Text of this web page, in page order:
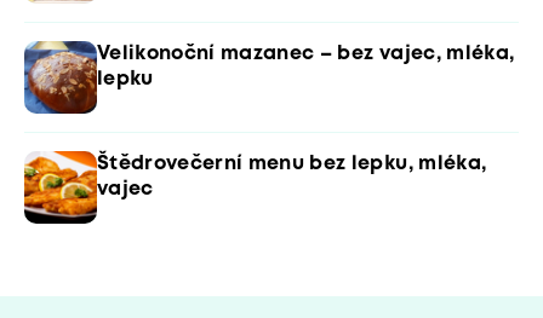
Velikonoční mazanec – bez vajec, mléka,
lepku
Štědrovečerní menu bez lepku, mléka,
vajec